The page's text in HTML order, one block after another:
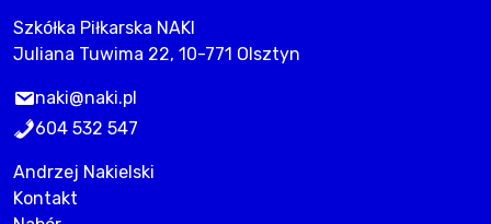
Szkółka Piłkarska NAKI
Juliana Tuwima 22, 10-771 Olsztyn
naki@naki.pl
604 532 547
Andrzej Nakielski
Kontakt